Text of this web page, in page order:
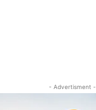
- Advertisment -